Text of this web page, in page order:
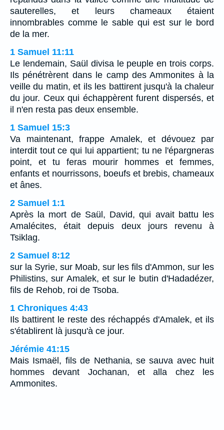
sauterelles, et leurs chameaux étaient
innombrables comme le sable qui est sur le bord
de la mer.
1 Samuel 11:11
Le lendemain, Saül divisa le peuple en trois corps.
Ils pénétrèrent dans le camp des Ammonites à la
veille du matin, et ils les battirent jusqu'à la chaleur
du jour. Ceux qui échappèrent furent dispersés, et
il n'en resta pas deux ensemble.
1 Samuel 15:3
Va maintenant, frappe Amalek, et dévouez par
interdit tout ce qui lui appartient; tu ne l'épargneras
point, et tu feras mourir hommes et femmes,
enfants et nourrissons, boeufs et brebis, chameaux
et ânes.
2 Samuel 1:1
Après la mort de Saül, David, qui avait battu les
Amalécites, était depuis deux jours revenu à
Tsiklag.
2 Samuel 8:12
sur la Syrie, sur Moab, sur les fils d'Ammon, sur les
Philistins, sur Amalek, et sur le butin d'Hadadézer,
fils de Rehob, roi de Tsoba.
1 Chroniques 4:43
Ils battirent le reste des réchappés d'Amalek, et ils
s'établirent là jusqu'à ce jour.
Jérémie 41:15
Mais Ismaël, fils de Nethania, se sauva avec huit
hommes devant Jochanan, et alla chez les
Ammonites.